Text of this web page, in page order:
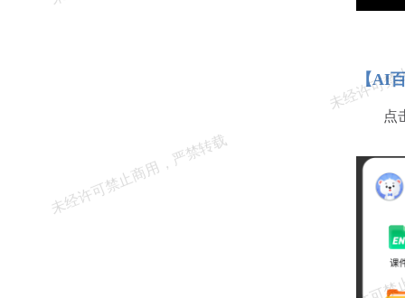
【AI
点